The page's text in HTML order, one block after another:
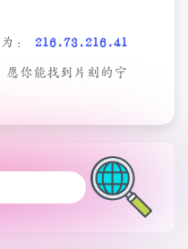
： 216.73.216.41
愿你能找到片刻的宁